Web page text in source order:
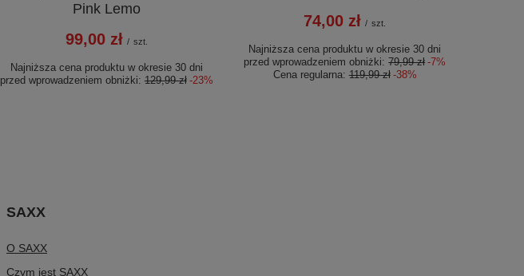
Pink Lemo
99,00 zł / szt.
Najniższa cena produktu w okresie 30 dni
przed wprowadzeniem obniżki:129,99 zł -23%
74,00 zł / szt.
Najniższa cena produktu w okresie 30 dni
przed wprowadzeniem obniżki:79,99 zł -7%
Cena regularna:119,99 zł -38%
SAXX
O SAXX
Czym jest SAXX